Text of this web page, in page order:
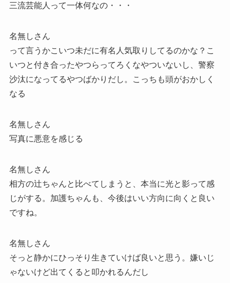
三流芸能人って一体何なの・・・
名無しさん
って言うかこいつ未だに有名人気取りしてるのかな？こ
いつと付き合ったやつらってろくなやついないし、警察
沙汰になってるやつばかりだし。こっちも頭がおかしく
なる
名無しさん
写真に悪意を感じる
名無しさん
相方の辻ちゃんと比べてしまうと、本当に光と影って感
じがする。加護ちゃんも、今後はいい方向に向くと良い
ですね。
名無しさん
そっと静かにひっそり生きていけば良いと思う。嫌いじ
ゃないけど出てくると叩かれるんだし